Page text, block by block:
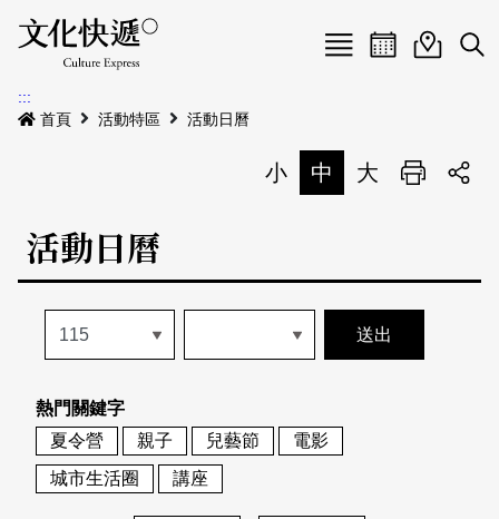
Menu
最新公告
本期專題
歷史專題
活動特區
活動列表
地圖搜尋
關於我們
關於我們
刊物索取地點
會員基本資料
刊登活動
網站導覽 English
日本語 登入/註冊
活動日曆活動地圖
展
:::
首頁
活動特區 活動日曆
小 中 大 列印
活動日曆
熱門關鍵字
夏令營
親子 兒藝節
電影
城市生活圈
講座